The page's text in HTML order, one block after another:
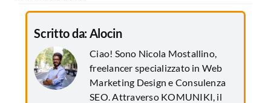
Scritto da:Alocin
Ciao! Sono Nicola Mostallino,
freelancer specializzato in Web
Marketing Design e Consulenza
SEO. Attraverso KOMUNIKI, il